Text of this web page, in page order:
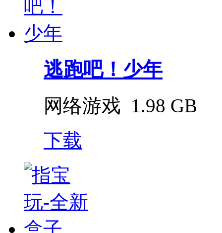
逃跑吧！少年
网络游戏 1.98 GB
下载